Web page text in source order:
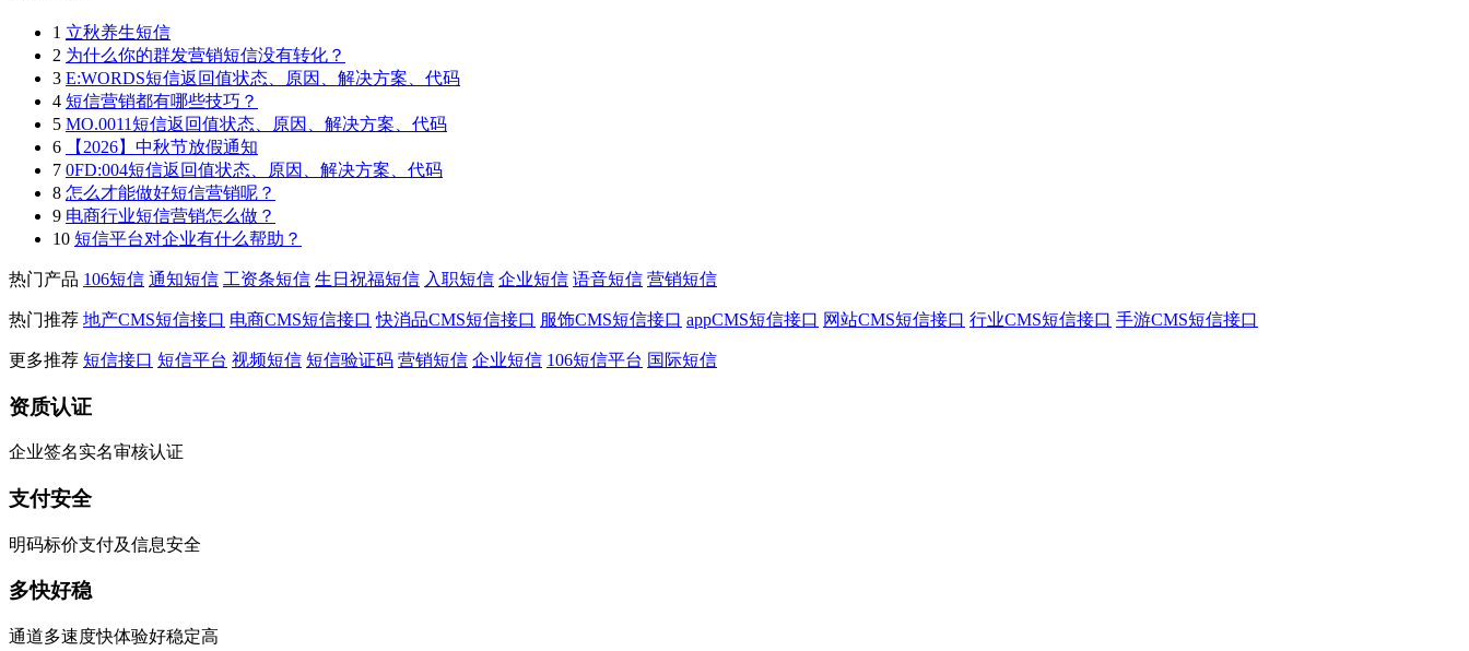
1 立秋养生短信
2 为什么你的群发营销短信没有转化？
3 E:WORDS短信返回值状态、原因、解决方案、代码
4 短信营销都有哪些技巧？
5 MO.0011短信返回值状态、原因、解决方案、代码
6
【2026】中秋节放假通知
7 0FD:004短信返回值状态、原因、解决方案、代码
8 怎么才能做好短信营销呢？
9 电商行业短信营销怎么做？
10 短信平台对企业有什么帮助？
热门产品 106短信 通知短信 工资条短信 生日祝福短信 入职短信 企业短信 语音短信 营销短信
热门推荐 地产CMS短信接口 电商CMS短信接口 快消品CMS短信接口 服饰CMS短信接口 appCMS短信接口 网站CMS短信接口 行业CMS短信接口 手游CMS短信接口
更多推荐 短信接口 短信平台 视频短信 短信验证码 营销短信 企业短信 106短信平台 国际短信
资质认证
企业签名实名审核认证
支付安全
明码标价支付及信息安全
多快好稳
通道多速度快体验好稳定高